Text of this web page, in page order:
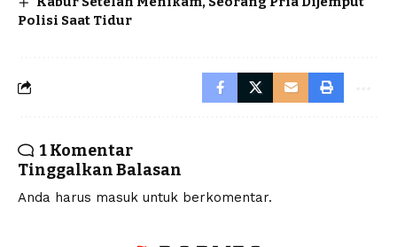
Polisi Saat Tidur
1 Komentar
Tinggalkan Balasan
Anda harus masuk untuk berkomentar.